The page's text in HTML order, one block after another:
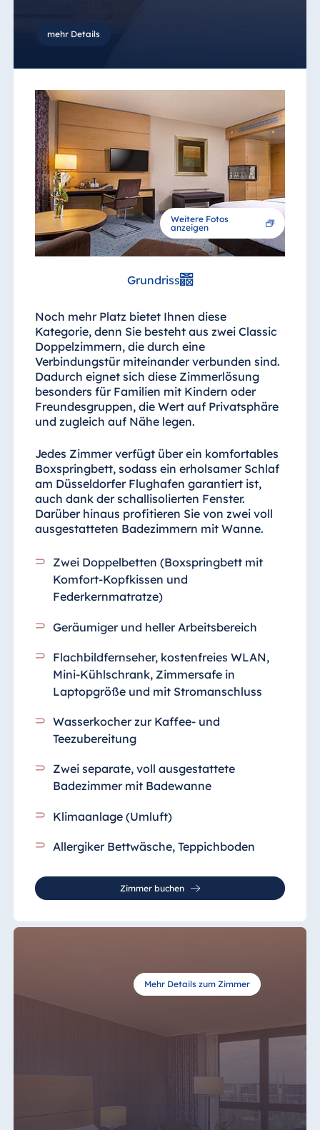
mehr Details
Weitere Fotos
anzeigen
Grundriss
Noch mehr Platz bietet Ihnen diese
Kategorie, denn Sie besteht aus zwei Classic
Doppelzimmern, die durch eine
Verbindungstür miteinander verbunden sind.
Dadurch eignet sich diese Zimmerlösung
besonders für Familien mit Kindern oder
Freundesgruppen, die Wert auf Privatsphäre
und zugleich auf Nähe legen.
Jedes Zimmer verfügt über ein komfortables
Boxspringbett, sodass ein erholsamer Schlaf
am Düsseldorfer Flughafen garantiert ist,
auch dank der schallisolierten Fenster.
Darüber hinaus profitieren Sie von zwei voll
ausgestatteten Badezimmern mit Wanne.
Zwei Doppelbetten (Boxspringbett mit
Komfort-Kopfkissen und
Federkernmatratze)
Geräumiger und heller Arbeitsbereich
Flachbildfernseher, kostenfreies WLAN,
Mini-Kühlschrank, Zimmersafe in
Laptopgröße und mit Stromanschluss
Wasserkocher zur Kaffee- und
Teezubereitung
Zwei separate, voll ausgestattete
Badezimmer mit Badewanne
Klimaanlage (Umluft)
Allergiker Bettwäsche, Teppichboden
Zimmer buchen
Mehr Details zum Zimmer